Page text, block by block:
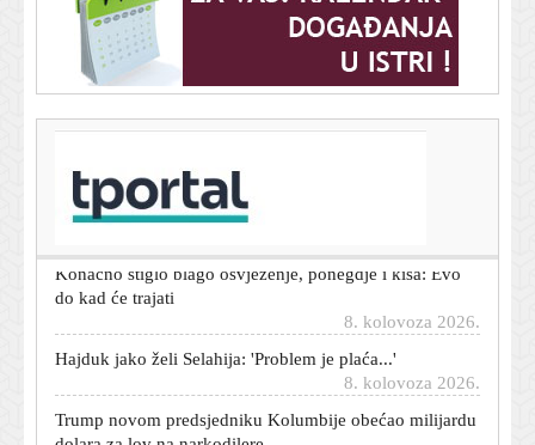
T-portal.hr
'Dinamo? Ide prema Ligi prvaka...'
do kad će trajati
Hajduk jako želi Selahija: 'Problem je plaća...'
8. kolovoza 2026.
Trump novom predsjedniku Kolumbije obećao milijardu
dolara za lov na narkodilere